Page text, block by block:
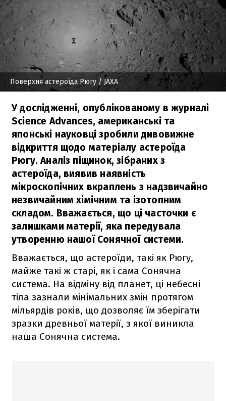
Поверхня астероїда Рюгу / JAXA
У дослідженні, опублікованому в журналі
Science Advances, американські та
японські науковці зробили дивовижне
відкриття щодо матеріалу астероїда
Рюгу. Аналіз піщинок, зібраних з
астероїда, виявив наявність
мікроскопічних вкраплень з надзвичайно
незвичайним хімічним та ізотопним
складом. Вважається, що ці часточки є
залишками матерії, яка передувала
утворенню нашої Сонячної системи.
Вважається, що астероїди, такі як Рюгу,
майже такі ж старі, як і сама Сонячна
система. На відміну від планет, ці небесні
тіла зазнали мінімальних змін протягом
мільярдів років, що дозволяє їм зберігати
зразки древньої матерії, з якої виникла
наша Сонячна система.